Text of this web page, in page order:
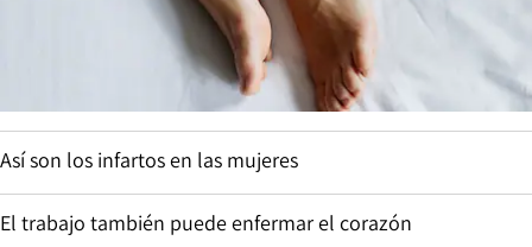
Así son los infartos en las mujeres
El trabajo también puede enfermar el corazón